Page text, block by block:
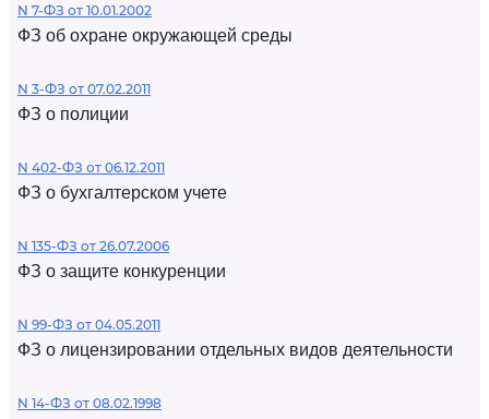
N 7-ФЗ от 10.01.2002
ФЗ об охране окружающей среды
N 3-ФЗ от 07.02.2011
ФЗ о полиции
N 402-ФЗ от 06.12.2011
ФЗ о бухгалтерском учете
N 135-ФЗ от 26.07.2006
ФЗ о защите конкуренции
N 99-ФЗ от 04.05.2011
ФЗ о лицензировании отдельных видов деятельности
N 14-ФЗ от 08.02.1998